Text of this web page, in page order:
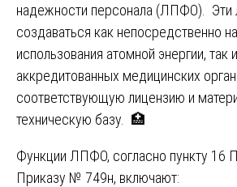
надежности персонала (ЛПФО). Эти
создаваться как непосредственно
использования атомной энергии, так
аккредитованных медицинских
соответствующую лицензию и
техническую базу. 🏥
Функции ЛПФО, согласно пункту 16
Приказу № 749н, включают: